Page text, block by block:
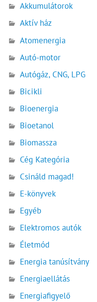
Akkumulátorok
Aktív ház
Atomenergia
Autó-motor
Autógáz, CNG, LPG
Bicikli
Bioenergia
Bioetanol
Biomassza
Cég Kategória
Csináld magad!
E-könyvek
Egyéb
Elektromos autók
Életmód
Energia tanúsítvány
Energiaellátás
Energiafigyelő